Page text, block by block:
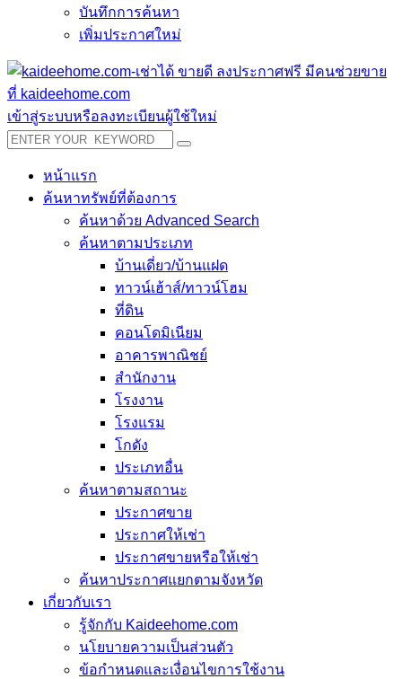
บันทึกการค้นหา
เพิ่มประกาศใหม่
เข้าสู่ระบบหรือลงทะเบียนผู้ใช้ใหม่
หน้าแรก
ค้นหาทรัพย์ที่ต้องการ
ค้นหาด้วย Advanced Search
ค้นหาตามประเภท
บ้านเดี่ยว/บ้านแฝด
ทาวน์เฮ้าส์/ทาวน์โฮม
ที่ดิน
คอนโดมิเนียม
อาคารพาณิชย์
สำนักงาน
โรงงาน
โรงแรม
โกดัง
ประเภทอื่น
ค้นหาตามสถานะ
ประกาศขาย
ประกาศให้เช่า
ประกาศขายหรือให้เช่า
ค้นหาประกาศแยกตามจังหวัด
เกี่ยวกับเรา
รู้จักกับ Kaideehome.com
นโยบายความเป็นส่วนตัว
ข้อกำหนดและเงื่อนไขการใช้งาน